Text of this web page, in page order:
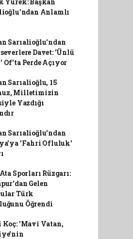
Anlamlı
Sarıalioğlu'ndan
Davet: 'Ünlü
Of'ta Perde Açıyor
Sarıalioğlu, 15
Milletimizin
Yazdığı
Sarıalioğlu'ndan
'Fahri Ofluluk'
Sporları Rüzgarı:
Gelen
Türk
Öğrendi
Koç: 'Mavi Vatan,